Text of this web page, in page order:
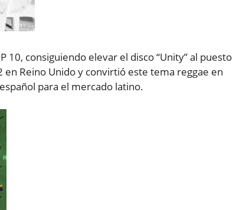
10, consiguiendo elevar el disco “Unity” al puesto
Reino Unido y convirtió este tema reggae en
para el mercado latino.